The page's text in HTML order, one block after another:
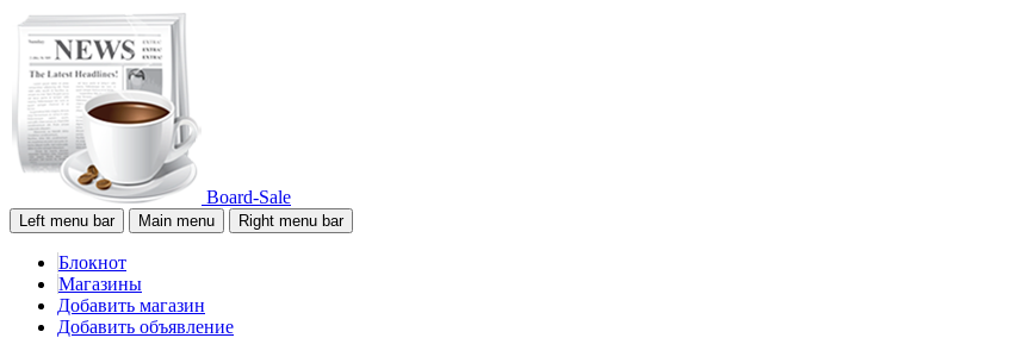
Board-Sale
Left menu bar Main menu Right menu bar
Блокнот
Магазины
Добавить магазин
Добавить объявление